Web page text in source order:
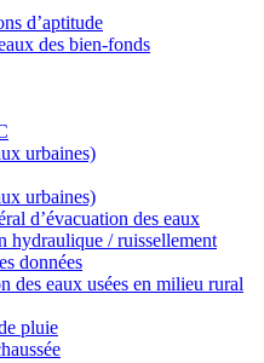
d’aptitude
des bien-fonds
urbaines)
urbaines)
d’évacuation des eaux
hydraulique / ruissellement
données
des eaux usées en milieu rural
pluie